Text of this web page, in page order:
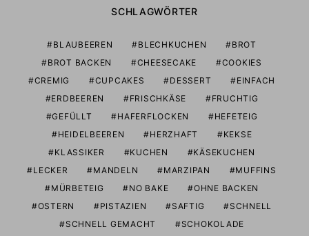
SCHLAGWÖRTER
BLAUBEEREN BLECHKUCHEN
BROT
BROT BACKEN
CHEESECAKE
COOKIES
CREMIG
CUPCAKES DESSERT
EINFACH
ERDBEEREN
FRISCHKÄSE
FRUCHTIG
GEFÜLLT
HAFERFLOCKEN
HEFETEIG
HEIDELBEEREN
HERZHAFT
KEKSE
KLASSIKER
KUCHEN
KÄSEKUCHEN
LECKER
MANDELN MARZIPAN
MUFFINS
MÜRBETEIG
NO BAKE
OHNE BACKEN
OSTERN
PISTAZIEN SAFTIG
SCHNELL
SCHNELL GEMACHT
SCHOKOLADE